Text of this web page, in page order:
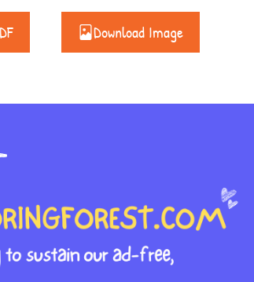
Download Image